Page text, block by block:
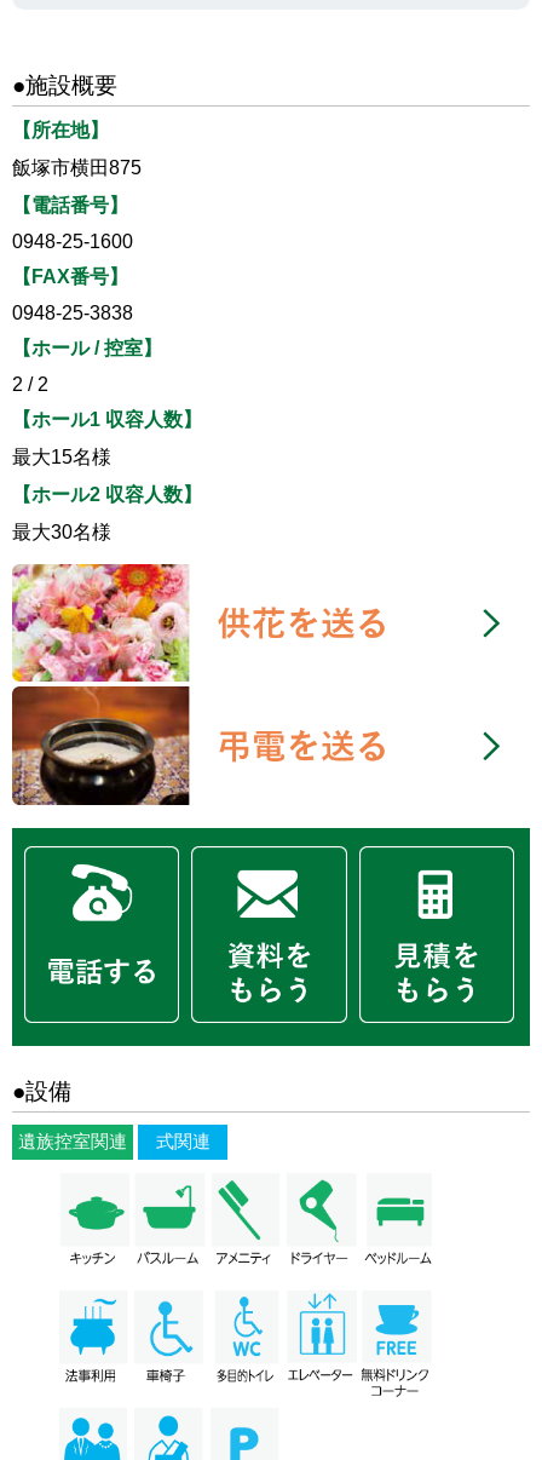
●施設概要
【所在地】
飯塚市横田875
【電話番号】
0948-25-1600
【FAX番号】
0948-25-3838
【ホール / 控室】
2 / 2
【ホール1 収容人数】
最大15名様
【ホール2 収容人数】
最大30名様
●設備
遺族控室関連 式関連